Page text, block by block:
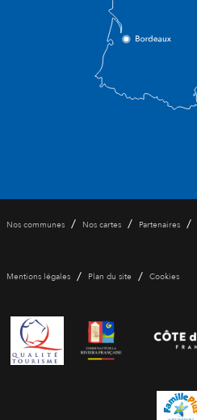
Nos communes / Nos cartes / Partenaires /
Mentions légales / Plan du site / Cookies